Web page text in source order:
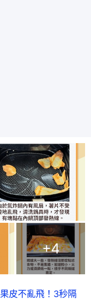
+4
皮不亂飛！3秒隔